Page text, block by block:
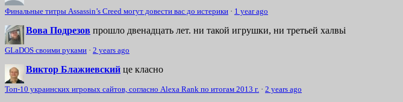
Финальные титры Assassin’s Creed могут довести вас до истерики · 1 year ago
Вова Подрезов прошло двенадцать лет. ни такой игрушки, ни третьей халвьі
GLaDOS своими руками · 2 years ago
Виктор Блажиевский це класно
Топ-10 украинских игровых сайтов, согласно Alexa Rank по итогам 2013 г. · 2 years ago